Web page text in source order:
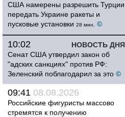
США намерены разрешить Турции
передать Украине ракеты и
пусковые установки 28 мин. ©
НОВОСТЬ ДНЯ
10:02
Сенат США утвердил закон об
"адских санкциях" против РФ:
Зеленский поблагодарил за это ©
09:41 08.08.2026
Российские фигуристы массово
стремятся к получению